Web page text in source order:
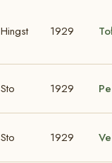
Hingst 1929
Sto 1929
Sto 1929